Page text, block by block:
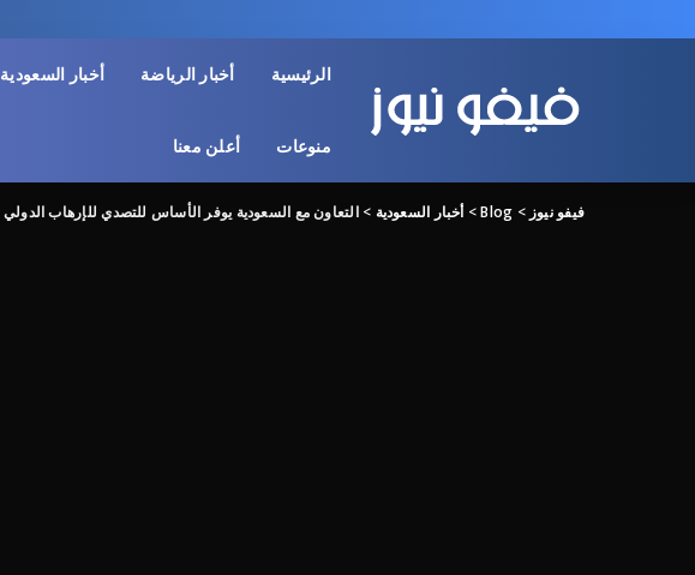
الرئيسية أخبار الرياضة أخبار السعودية
منوعات أعلن معنا
فيفو نيوز >
Blog
>أخبار السعودية >التعاون مع السعودية يوفر الأساس للتصدي للإرهاب الدولي